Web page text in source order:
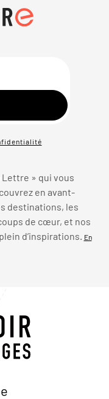
Lettre » qui vous
en avant-
destinations, les
de cœur, et nos
d’inspirations.
En